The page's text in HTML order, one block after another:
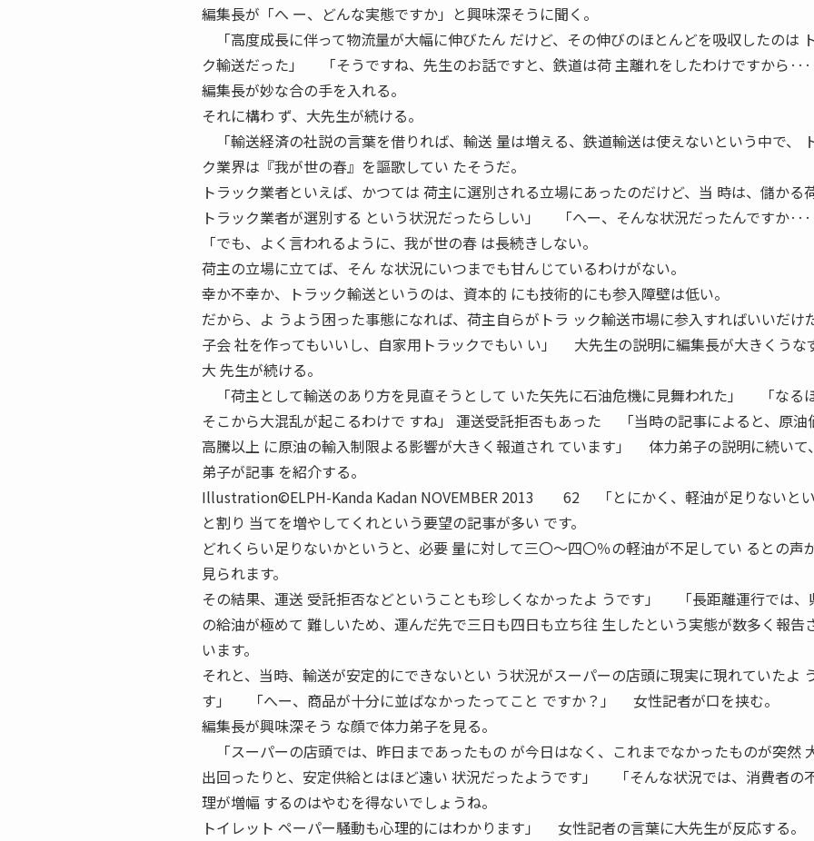
編集長が「へ ー、どんな実態ですか」と興味深そうに聞く。
「高度成長に伴って物流量が大幅に伸びたん だけど、その伸びのほとんどを吸収したのは
ク輸送だった」 「そうですね、先生のお話ですと、鉄道は荷 主離れをしたわけですから
編集長が妙な合の手を入れる。
それに構わ ず、大先生が続ける。
「輸送経済の社説の言葉を借りれば、輸送 量は増える、鉄道輸送は使えないという中で、
ク業界は『我が世の春』を謳歌してい たそうだ。
トラック業者といえば、かつては 荷主に選別される立場にあったのだけど、当 時は、儲かる
トラック業者が選別する という状況だったらしい」 「へー、そんな状況だったんですか
「でも、よく言われるように、我が世の春 は長続きしない。
荷主の立場に立てば、そん な状況にいつまでも甘んじているわけがない。
幸か不幸か、トラック輸送というのは、資本的 にも技術的にも参入障壁は低い。
だから、よ うよう困った事態になれば、荷主自らがトラ ック輸送市場に参入すればいいだけ
子会 社を作ってもいいし、自家用トラックでもい い」 大先生の説明に編集長が大きくうな
大 先生が続ける。
「荷主として輸送のあり方を見直そうとして いた矢先に石油危機に見舞われた」 「なるほ
そこから大混乱が起こるわけで すね」 運送受託拒否もあった 「当時の記事によると、原油
高騰以上 に原油の輸入制限よる影響が大きく報道され ています」 体力弟子の説明に続いて
弟子が記事 を紹介する。
Illustration©ELPH-Kanda Kadan NOVEMBER 2013 62 「とにかく、軽油が足りないと
と割り 当てを増やしてくれという要望の記事が多い です。
どれくらい足りないかというと、必要 量に対して三〇〜四〇％の軽油が不足してい るとの声
見られます。
その結果、運送 受託拒否などということも珍しくなかったよ うです」 「長距離運行では、
の給油が極めて 難しいため、運んだ先で三日も四日も立ち往 生したという実態が数多く報告
います。
それと、当時、輸送が安定的にできないとい う状況がスーパーの店頭に現実に現れていたよ
す」 「へー、商品が十分に並ばなかったってこと ですか？」 女性記者が口を挟む。
編集長が興味深そう な顔で体力弟子を見る。
「スーパーの店頭では、昨日まであったもの が今日はなく、これまでなかったものが突然
出回ったりと、安定供給とはほど遠い 状況だったようです」 「そんな状況では、消費者の
理が増幅 するのはやむを得ないでしょうね。
トイレット ペーパー騒動も心理的にはわかります」 女性記者の言葉に大先生が反応する。